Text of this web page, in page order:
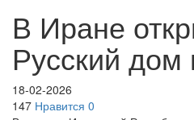
В Иране
Русский дом
18-02-2026
147 Нравится 0